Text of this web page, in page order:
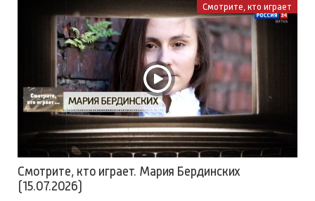
Смотрите, кто играет
Смотрите, кто играет. Мария Бердинских
(15.07.2026)